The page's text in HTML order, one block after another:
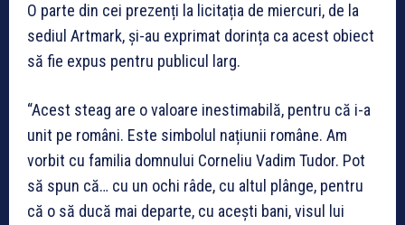
O parte din cei prezenți la licitația de miercuri, de la
sediul Artmark, și-au exprimat dorința ca acest obiect
să fie expus pentru publicul larg.
“Acest steag are o valoare inestimabilă, pentru că i-a
unit pe români. Este simbolul națiunii române. Am
vorbit cu familia domnului Corneliu Vadim Tudor. Pot
să spun că… cu un ochi râde, cu altul plânge, pentru
că o să ducă mai departe, cu acești bani, visul lui